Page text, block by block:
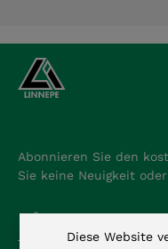
Abonnieren Sie den
Sie keine Neuigkeit
Diese Website